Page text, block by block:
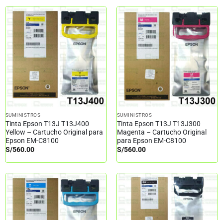
SUMINISTROS
Tinta Epson T13J T13J400
Yellow – Cartucho Original para
Epson EM-C8100
S/560.00
SUMINISTROS
Tinta Epson T13J T13J300
Magenta – Cartucho Original
para Epson EM-C8100
S/560.00